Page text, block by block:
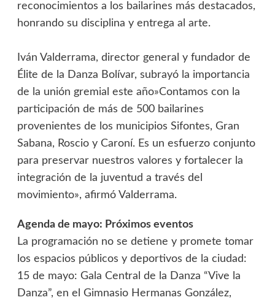
reconocimientos a los bailarines más destacados,
honrando su disciplina y entrega al arte.
​Iván Valderrama, director general y fundador de
Élite de la Danza Bolívar, subrayó la importancia
de la unión gremial este año​»Contamos con la
participación de más de 500 bailarines
provenientes de los municipios Sifontes, Gran
Sabana, Roscio y Caroní. Es un esfuerzo conjunto
para preservar nuestros valores y fortalecer la
integración de la juventud a través del
movimiento», afirmó Valderrama.
​Agenda de mayo: Próximos eventos
​La programación no se detiene y promete tomar
los espacios públicos y deportivos de la ciudad:
​15 de mayo: Gala Central de la Danza “Vive la
Danza”, en el Gimnasio Hermanas González,